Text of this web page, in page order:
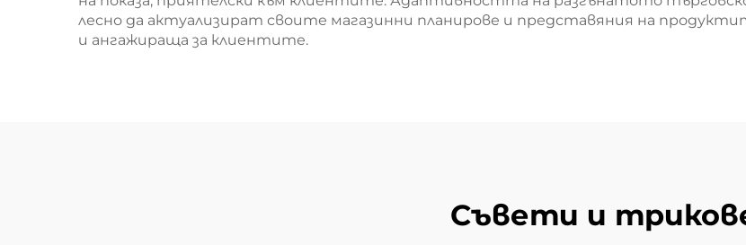
лесно да актуализират своите магазинни планирове и представяния на
и ангажираща за клиентите.
Съвети и